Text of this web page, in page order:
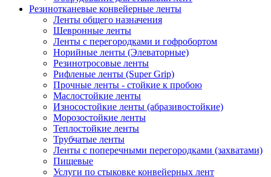
Резинотканевые конвейерные ленты
Ленты общего назначения
Шевронные ленты
Ленты с перегородками и гофробортом
Норийные ленты (Элеваторные)
Резинотросовые ленты
Рифленые ленты (Super Grip)
Прочные ленты - стойкие к пробою
Маслостойкие ленты
Износостойкие ленты (абразивостойкие)
Морозостойкие ленты
Теплостойкие ленты
Трубчатые ленты
Ленты с поперечными перегородками (захватами)
Пищевые
Услуги по стыковке конвейерных лент